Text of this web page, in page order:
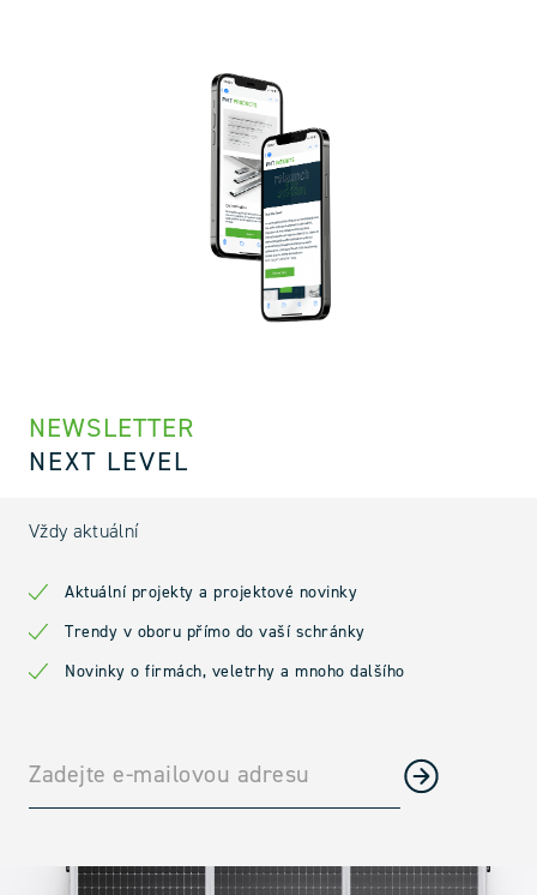
NEWSLETTER
NEXT LEVEL
Vždy aktuální
Aktuální projekty a projektové novinky
Trendy v oboru přímo do vaší schránky
Novinky o firmách, veletrhy a mnoho dalšího